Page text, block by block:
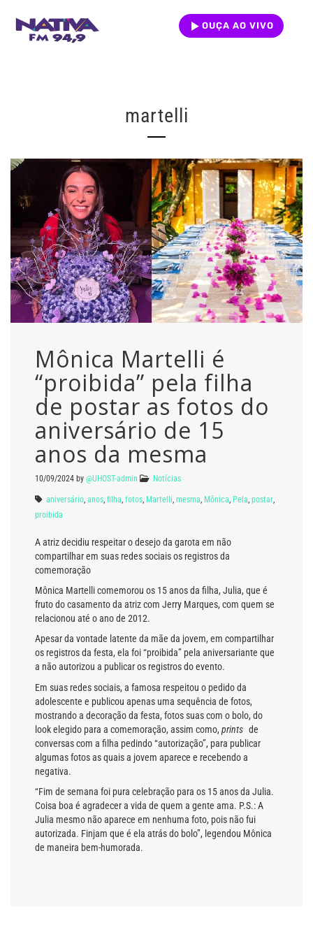
OUÇA AO VIVO
martelli
Mônica Martelli é
“proibida” pela filha
de postar as fotos do
aniversário de 15
anos da mesma
10/09/2024 by @UHOST-admin Notícias
aniversário anos filha fotos Martelli mesma Mônica Pela postar
proibida
A atriz decidiu respeitar o desejo da garota em não
compartilhar em suas redes sociais os registros da
comemoração
Mônica Martelli comemorou os 15 anos da filha, Julia, que é
fruto do casamento da atriz com Jerry Marques, com quem se
relacionou até o ano de 2012.
Apesar da vontade latente da mãe da jovem, em compartilhar
os registros da festa, ela foi “proibida” pela aniversariante que
a não autorizou a publicar os registros do evento.
Em suas redes sociais, a famosa respeitou o pedido da
adolescente e publicou apenas uma sequência de fotos,
mostrando a decoração da festa, fotos suas com o bolo, do
look elegido para a comemoração, assim como, prints de
conversas com a filha pedindo “autorização”, para publicar
algumas fotos as quais a jovem aparece e recebendo a
negativa.
“Fim de semana foi pura celebração para os 15 anos da Julia.
Coisa boa é agradecer a vida de quem a gente ama. P.S.: A
Julia mesmo não aparece em nenhuma foto, pois não fui
autorizada. Finjam que é ela atrás do bolo”, legendou Mônica
de maneira bem-humorada.